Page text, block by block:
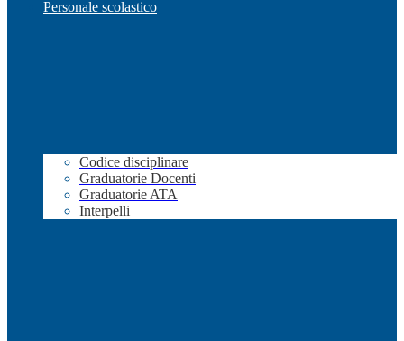
Personale scolastico
Codice disciplinare
Graduatorie Docenti
Graduatorie ATA
Interpelli